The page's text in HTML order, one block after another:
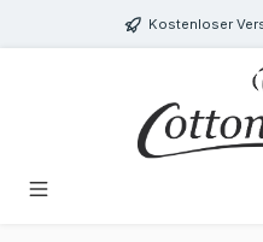
Zum Hauptinhalt springenKostenloser